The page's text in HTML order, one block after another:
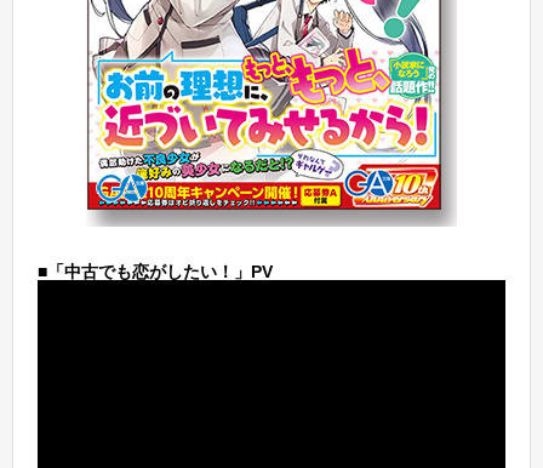
■「中古でも恋がしたい！」PV